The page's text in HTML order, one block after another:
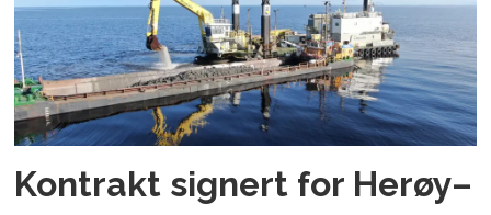
Kontrakt signert for Herøy–